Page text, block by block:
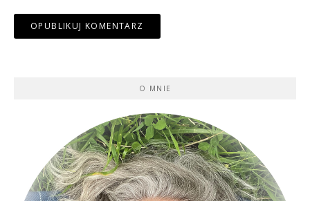
O MNIE